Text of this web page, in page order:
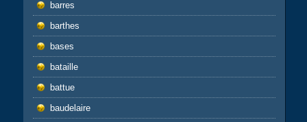
barres
barthes
bases
bataille
battue
baudelaire